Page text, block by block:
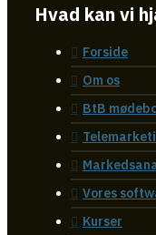
Hvad kan vi
Forside
Om os
BtB
Vores
Kurser